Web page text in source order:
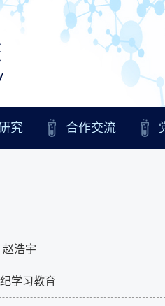
究 合作交流
浩宇
学习教育